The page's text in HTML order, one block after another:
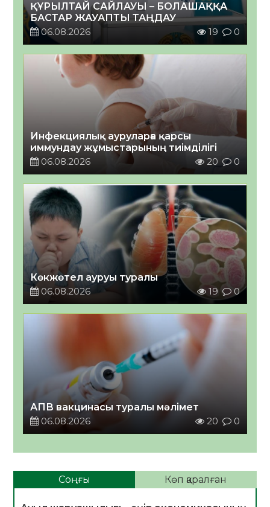
ҚҰРЫЛТАЙ САЙЛАУЫ – БОЛАШАҚҚА
БАСТАР ЖАУАПТЫ ТАҢДАУ
06.08.2026
19 0
Инфекциялық ауруларға қарсы
иммундау жұмыстарының тиімділігі
06.08.2026
20 0
Көкжөтел ауруы туралы
06.08.2026
19 0
АПВ вакцинасы туралы мәлімет
06.08.2026
20 0
Соңғы Көп қаралған